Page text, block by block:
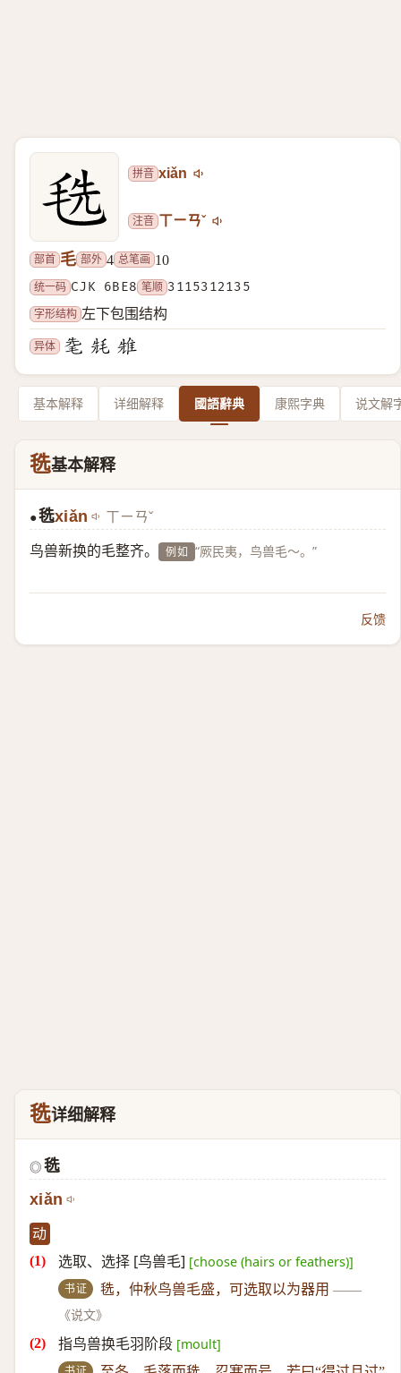
拼音 xiǎn
注音 ㄒㄧㄢˇ
部首 毛 部外 4 总笔画 10
统一码 CJK 6BE8 笔顺 3115312135
字形结构 左下包围结构
异体
基本解释 详细解释 國語辭典 康熙字典 说文解
毨基本解释
●毨xiǎn ㄒㄧㄢˇ
鸟兽新换的毛整齐。 例如 “厥民夷，鸟兽毛～。”
反馈
毨详细解释
◎ 毨
xiǎn
动
选取、选择 [鸟兽毛] [choose (hairs or feathers)]
书证 毨，仲秋鸟兽毛盛，可选取以为器用 ——
《说文》
指鸟兽换毛羽阶段 [moult]